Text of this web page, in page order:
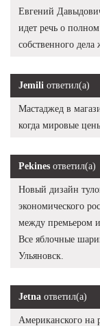
Евгений
идет речь о
собственного
Jemili ответил(а)
Мастаджед в
когда мировые
Pekines ответил(а)
Новый дизайн
экономического
между премьером
Все яблочные
Ульяновск.
Jetna ответил(а)
Американского на